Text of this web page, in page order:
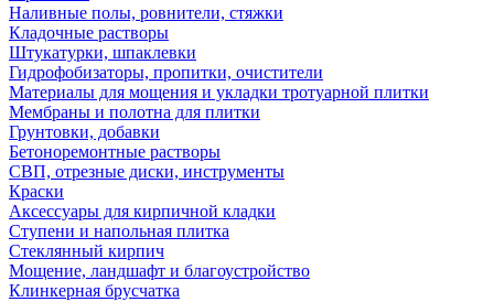
Наливные полы, ровнители, стяжки
Кладочные растворы
Штукатурки, шпаклевки
Гидрофобизаторы, пропитки, очистители
Материалы для мощения и укладки тротуарной плитки
Мембраны и полотна для плитки
Грунтовки, добавки
Бетоноремонтные растворы
СВП, отрезные диски, инструменты
Краски
Аксессуары для кирпичной кладки
Ступени и напольная плитка
Cтеклянный кирпич
Мощение, ландшафт и благоустройство
Клинкерная брусчатка